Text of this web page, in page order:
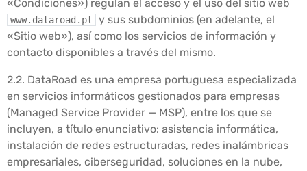
«Condiciones») regulan el acceso y el uso del sitio web
www.dataroad.pt
y sus subdominios (en adelante, el
«Sitio web»), así como los servicios de información y
contacto disponibles a través del mismo.
2.2. DataRoad es una empresa portuguesa especializada
en servicios informáticos gestionados para empresas
(Managed Service Provider — MSP), entre los que se
incluyen, a título enunciativo: asistencia informática,
instalación de redes estructuradas, redes inalámbricas
empresariales, ciberseguridad, soluciones en la nube,